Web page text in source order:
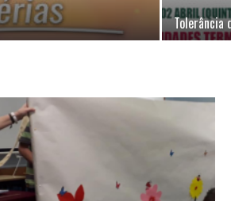
Tolerância